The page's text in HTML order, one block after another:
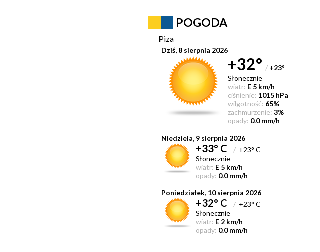
POGODA
Piza
Dziś, 8 sierpnia 2026
+32° / +23°
Słonecznie
wiatr: E 5 km/h
ciśnienie: 1015 hPa
wilgotność: 65%
zachmurzenie: 3%
opady: 0.0 mm/h
Niedziela, 9 sierpnia 2026
+33° C / +23° C
Słonecznie
wiatr: E 5 km/h
opady: 0.0 mm/h
Poniedziałek, 10 sierpnia 2026
+32° C / +23° C
Słonecznie
wiatr: E 2 km/h
opady: 0.0 mm/h